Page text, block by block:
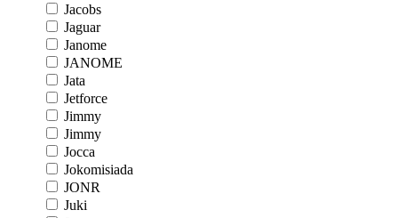
Jacobs
Jaguar
Janome
JANOME
Jata
Jetforce
Jimmy
Jimmy
Jocca
Jokomisiada
JONR
Juki